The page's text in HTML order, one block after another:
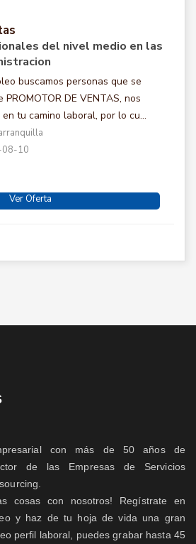
del nivel medio en las
buscamos personas que se
DE VENTAS, nos
tu camino laboral, por lo cu...
10
Ver Oferta
con más de 50 años de
de las Empresas de Servicios
cosas con nosotros! Regístrate en
y haz de tu hoja de vida una gran
perfil laboral, puedes grabar hasta 45